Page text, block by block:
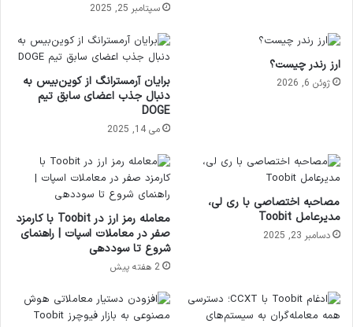
سپتامبر 25, 2025
ارز رندر چیست؟
ژوئن 6, 2026
برایان آرمسترانگ از کوین‌بیس به
دنبال جذب اعضای سابق تیم
DOGE
می 14, 2025
مصاحبه اختصاصی با ری لی،
مدیرعامل Toobit
دسامبر 23, 2025
معامله رمز ارز در Toobit با کارمزد
صفر در معاملات اسپات | راهنمای
شروع تا سوددهی
2 هفته پیش